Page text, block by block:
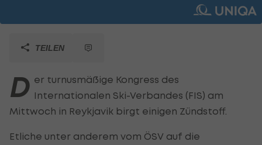
TEILEN
D er turnusmäßige Kongress des
Internationalen Ski-Verbandes (FIS) am
Mittwoch in Reykjavik birgt einigen Zündstoff.
Etliche unter anderem vom ÖSV auf die